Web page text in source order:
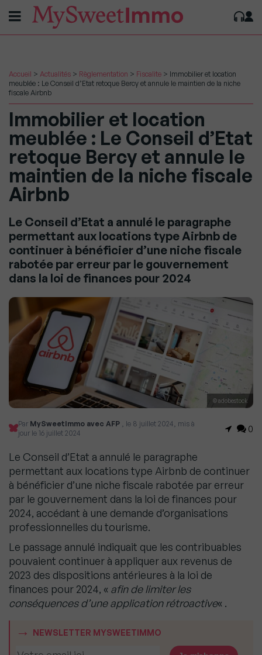
Accueil > Actualités > Règlementation > Fiscalite > Immobilier et location
meublée : Le Conseil d’Etat retoque Bercy et annule le maintien de la niche
fiscale Airbnb
Immobilier et location
meublée : Le Conseil d’Etat
retoque Bercy et annule le
maintien de la niche fiscale
Airbnb
Le Conseil d’Etat a annulé le paragraphe
permettant aux locations type Airbnb de
continuer à bénéficier d’une niche fiscale
rabotée par erreur par le gouvernement
dans la loi de finances pour 2024
© adobestock
Par MySweetImmo avec AFP , le 8 juillet 2024, mis à
jour le 16 juillet 2024
0
Le Conseil d’Etat a annulé le paragraphe
permettant aux locations type Airbnb de continuer
à bénéficier d’une niche fiscale rabotée par erreur
par le gouvernement dans la loi de finances pour
2024, accédant à une demande d’organisations
professionnelles du tourisme.
Le passage annulé indiquait que les contribuables
pouvaient continuer à appliquer aux revenus de
2023 des dispositions antérieures à la loi de
finances pour 2024, « afin de limiter les
conséquences d’une application rétroactive« .
NEWSLETTER MYSWEETIMMO